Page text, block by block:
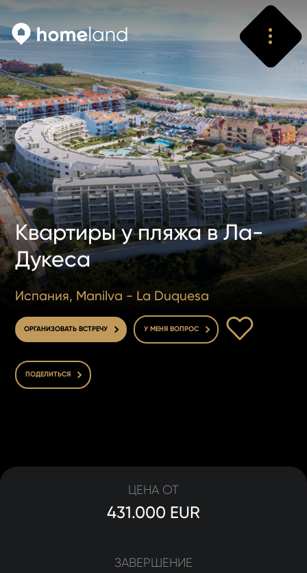
Квартиры у пляжа в Ла-
Дукеса
Испания, Manilva - La Duquesa
ОРГАНИЗОВАТЬ ВСТРЕЧУ У МЕНЯ ВОПРОС
ПОДЕЛИТЬСЯ
ЗАВЕРШЕНИЕ
ЦЕНА ОТ
431.000 EUR
Искать
Vyhledat